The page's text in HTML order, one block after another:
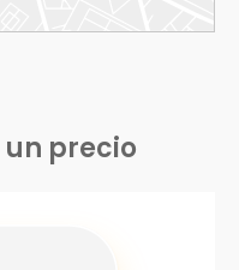
un precio